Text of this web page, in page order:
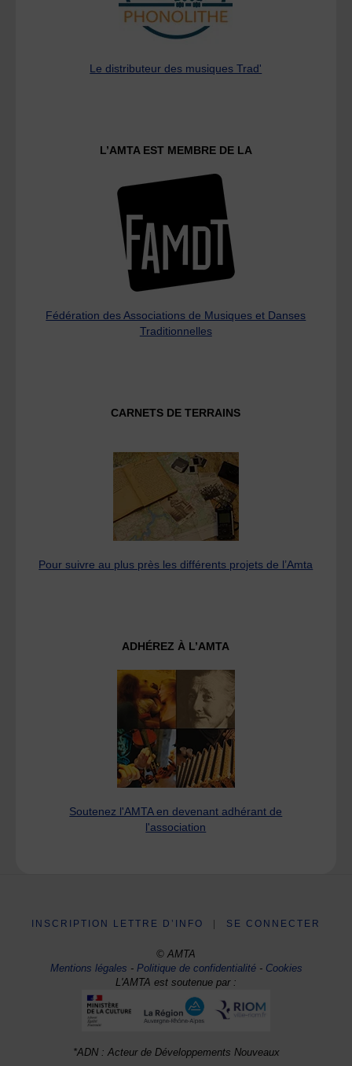
Le distributeur des musiques Trad'
L’AMTA EST MEMBRE DE LA
Fédération des Associations de Musiques et Danses
Traditionnelles
CARNETS DE TERRAINS
Pour suivre au plus près les différents projets de l’Amta
ADHÉREZ À L’AMTA
Soutenez l'AMTA en devenant adhérant de
l'association
INSCRIPTION LETTRE D’INFO SE CONNECTER
© AMTA
Mentions légales -Politique de confidentialité- Cookies
L'AMTA est soutenue par :
*ADN : Acteur de Développements Nouveaux